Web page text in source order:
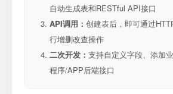
自动生成表和RESTful API接口
API调用： 创建表后，即可通过
行增删改查操作
二次开发： 支持自定义字段、添加
程序/APP后端接口